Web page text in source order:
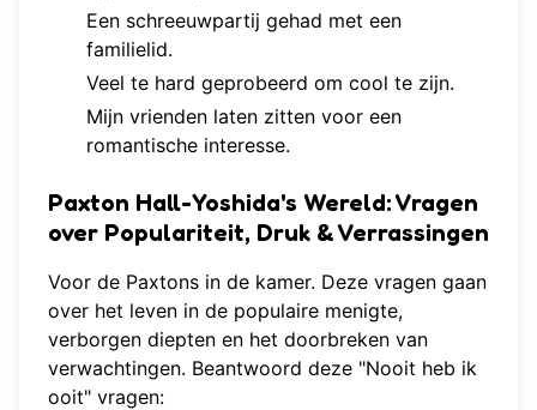
Een schreeuwpartij gehad met een
familielid.
Veel te hard geprobeerd om cool te zijn.
Mijn vrienden laten zitten voor een
romantische interesse.
Paxton Hall-Yoshida's Wereld: Vragen
over Populariteit, Druk & Verrassingen
Voor de Paxtons in de kamer. Deze vragen gaan
over het leven in de populaire menigte,
verborgen diepten en het doorbreken van
verwachtingen. Beantwoord deze "Nooit heb ik
ooit" vragen: